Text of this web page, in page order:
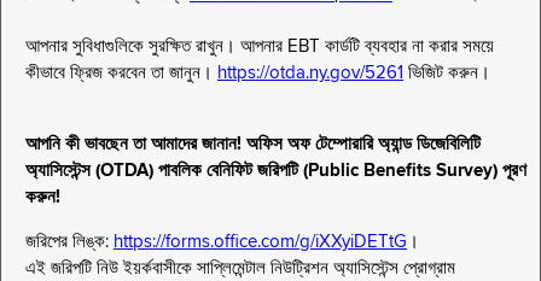
আপনার সুবিধাগুলিকে সুরক্ষিত রাখুন। আপনার EBT কার্ডটি ব্যবহার না করার সময়ে
কীভাবে ফ্রিজ করবেন তা জানুন। https://otda.ny.gov/5261 ভিজিট করুন।
আপনি কী ভাবছেন তা আমাদের জানান! অফিস অফ টেম্পোরারি অ্যান্ড ডিজেবিলিটি
অ্যাসিস্টেন্স (OTDA) পাবলিক বেনিফিট জরিপটি (Public Benefits Survey) পূরণ
করুন!
জরিপের লিঙ্ক: https://forms.office.com/g/iXXyiDETtG ।
এই জরিপটি নিউ ইয়র্কবাসীকে সাপ্লিমেন্টাল নিউট্রিশন অ্যাসিস্টেন্স প্রোগ্রাম